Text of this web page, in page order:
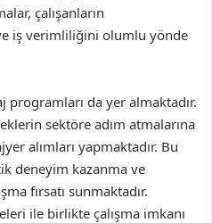
çalışanların
iş verimliliğini olumlu yönde
programları da yer almaktadır.
sektöre adım atmalarına
alımları yapmaktadır. Bu
deneyim kazanma ve
fırsatı sunmaktadır.
ile birlikte çalışma imkanı